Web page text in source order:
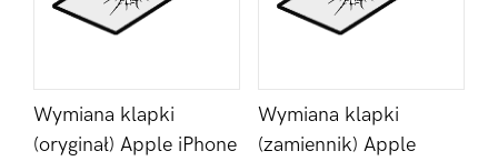
Wymiana klapki
(oryginał) Apple iPhone
Wymiana klapki
(zamiennik) Apple